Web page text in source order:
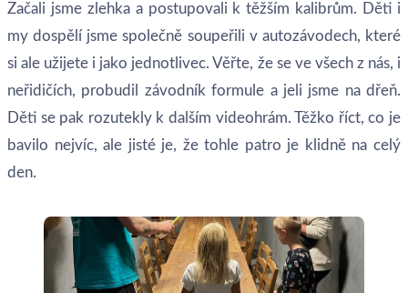
Začali jsme zlehka a postupovali k těžším kalibrům. Děti i
my dospělí jsme společně soupeřili v autozávodech, které
si ale užijete i jako jednotlivec. Věřte, že se ve všech z nás, i
neřidičích, probudil závodník formule a jeli jsme na dřeň.
Děti se pak rozutekly k dalším videohrám. Těžko říct, co je
bavilo nejvíc, ale jisté je, že tohle patro je klidně na celý
den.